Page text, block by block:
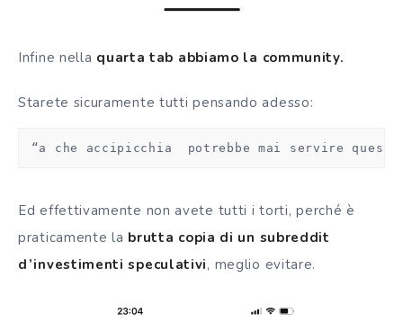
Infine nella quarta tab abbiamo la community.
Starete sicuramente tutti pensando adesso:
“a che accipicchia  potrebbe mai servire questa
Ed effettivamente non avete tutti i torti, perché è
praticamente la brutta copia di un subreddit
d’investimenti speculativi, meglio evitare.